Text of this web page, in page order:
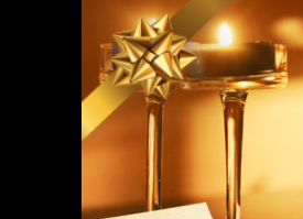
SELECT
OPTIONS